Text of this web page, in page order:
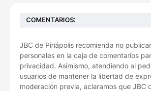
COMENTARIOS:
JBC de Piriápolis recomienda no
personales en la caja de comentarios
privacidad. Asimismo, atendiendo al
usuarios de mantener la libertad de
moderación previa, aclaramos que JBC